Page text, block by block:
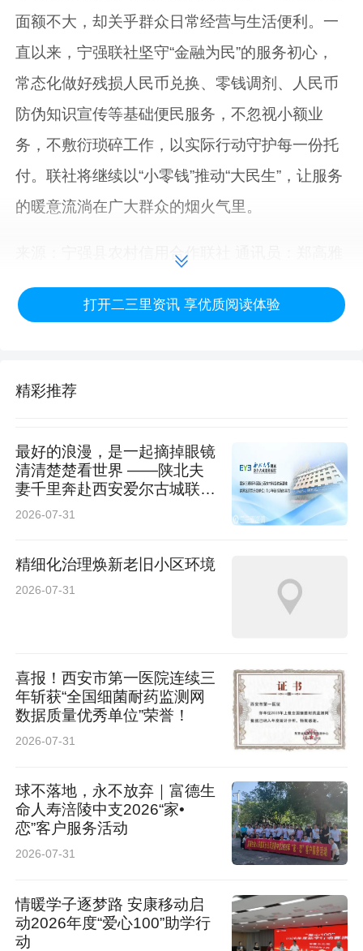
面额不大，却关乎群众日常经营与生活便利。一
直以来，宁强联社坚守“金融为民”的服务初心，
常态化做好残损人民币兑换、零钱调剂、人民币
防伪知识宣传等基础便民服务，不忽视小额业
务，不敷衍琐碎工作，以实际行动守护每一份托
付。联社将继续以“小零钱”推动“大民生”，让服务
的暖意流淌在广大群众的烟火气里。
来源：宁强县农村信用合作联社 通讯员：郑高雅
打开二三里资讯 享优质阅读体验
精彩推荐
最好的浪漫，是一起摘掉眼镜
清清楚楚看世界 ——陕北夫
妻千里奔赴西安爱尔古城联袂
摘镜纪实
2026-07-31
精细化治理焕新老旧小区环境
2026-07-31
喜报！西安市第一医院连续三
年斩获“全国细菌耐药监测网
数据质量优秀单位”荣誉！
2026-07-31
球不落地，永不放弃｜富德生
命人寿涪陵中支2026“家•
恋”客户服务活动
2026-07-31
情暖学子逐梦路 安康移动启
动2026年度“爱心100”助学行
动